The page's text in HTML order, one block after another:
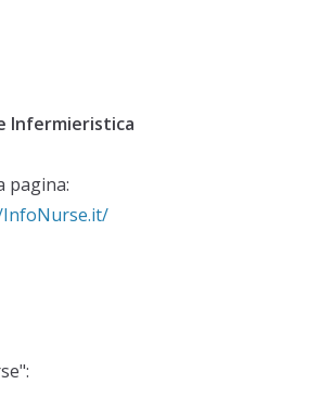
Infermieristica
pagina:
InfoNurse.it/